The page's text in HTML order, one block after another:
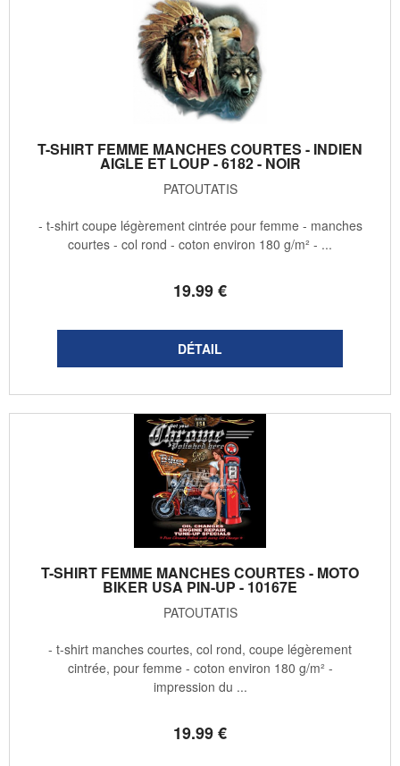
T-SHIRT FEMME MANCHES COURTES - INDIEN
AIGLE ET LOUP - 6182 - NOIR
PATOUTATIS
19.99€
- t-shirt coupe légèrement cintrée pour femme - manches
courtes - col rond - coton environ 180 g/m² - ...
T-SHIRT FEMME MANCHES COURTES - MOTO
BIKER USA PIN-UP - 10167E
PATOUTATIS
19.99€
- t-shirt manches courtes, col rond, coupe légèrement
cintrée, pour femme - coton environ 180 g/m² -
impression du ...